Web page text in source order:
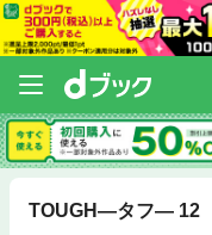
TOUGH―タフ― 12